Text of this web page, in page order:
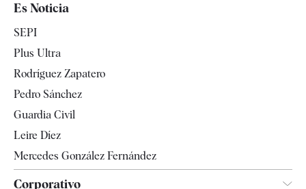
Televisión
Es Noticia
SEPI
Plus Ultra
Rodríguez Zapatero
Pedro Sánchez
Guardia Civil
Leire Díez
Mercedes González Fernández
Corporativo